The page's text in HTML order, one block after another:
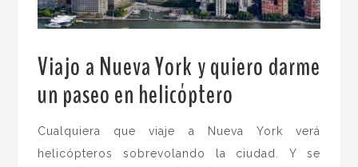
Viajo a Nueva York y quiero darme
un paseo en helicóptero
Cualquiera que viaje a Nueva York verá
helicópteros sobrevolando la ciudad. Y se